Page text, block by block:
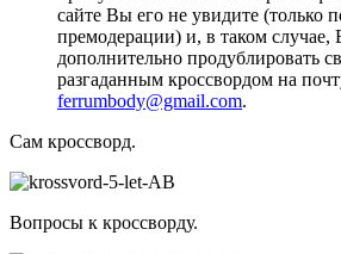
сайте Вы его не увидите (только
премодерации) и, в таком
дополнительно продублировать
разгаданным кроссвордом на
ferrumbody@gmail.com.
Сам кроссворд.
Вопросы к кроссворду.